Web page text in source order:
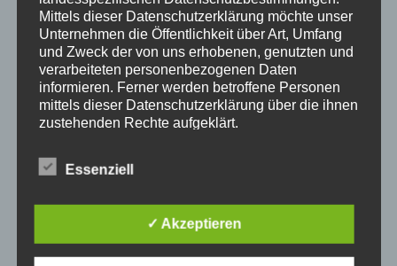
Hier informieren
Trend in unserer modernen, teilweise sehr digitalen
Zeit. In unserem Haus sind die Wände mit Bildern von
Wasserfällen bedeckt, während wir auf einem Sofa
Mittels dieser Datenschutzerklärung möchte unser
Unternehmen die Öffentlichkeit über Art, Umfang
und Zweck der von uns erhobenen, genutzten und
verarbeiteten personenbezogenen Daten
informieren. Ferner werden betroffene Personen
mittels dieser Datenschutzerklärung über die ihnen
zustehenden Rechte aufgeklärt.
zahlreiche technische und organisatorische
Maßnahmen umgesetzt, um einen möglichst
sicherzustellen. Dennoch können Internetbasierte
Datenübertragungen grundsätzlich
Essenziell
✓ Akzeptieren